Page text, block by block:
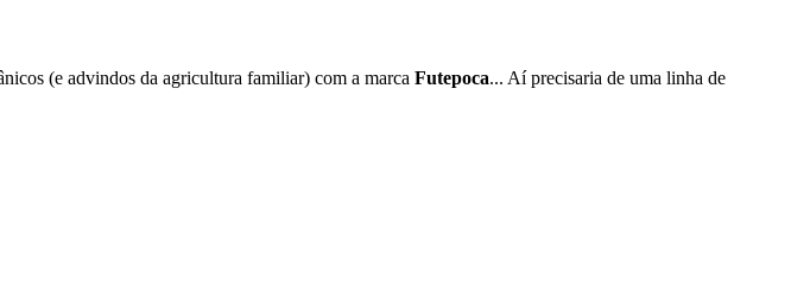
(e advindos da agricultura familiar) com a marca Futepoca... Aí precisaria de uma linha de